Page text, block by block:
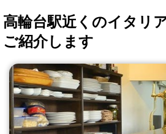
高輪台駅近くのイタリ
ご紹介します